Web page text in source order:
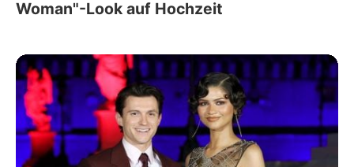
Woman"-Look auf Hochzeit